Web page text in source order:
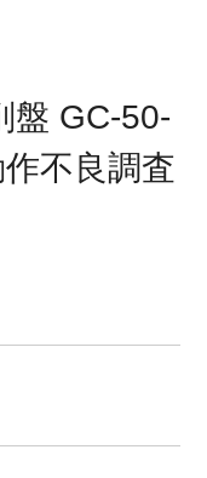
盤 GC-50-
不良調査